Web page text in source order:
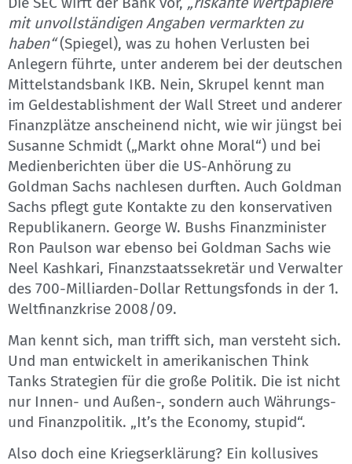
mit unvollständigen Angaben vermarkten zu
haben“(Spiegel), was zu hohen Verlusten bei
Anlegern führte, unter anderem bei der deutschen
Mittelstandsbank IKB. Nein, Skrupel kennt man
im Geldestablishment der Wall Street und anderer
Finanzplätze anscheinend nicht, wie wir jüngst bei
Susanne Schmidt („Markt ohne Moral“) und bei
Medienberichten über die US-Anhörung zu
Goldman Sachs nachlesen durften. Auch Goldman
Sachs pflegt gute Kontakte zu den konservativen
Republikanern. George W. Bushs Finanzminister
Ron Paulson war ebenso bei Goldman Sachs wie
Neel Kashkari, Finanzstaatssekretär und Verwalter
des 700-Milliarden-Dollar Rettungsfonds in der 1.
Weltfinanzkrise 2008/09.
Man kennt sich, man trifft sich, man versteht sich.
Und man entwickelt in amerikanischen Think
Tanks Strategien für die große Politik. Die ist nicht
nur Innen- und Außen-, sondern auch Währungs-
und Finanzpolitik. „It’s the Economy, stupid“.
Also doch eine Kriegserklärung? Ein kollusives